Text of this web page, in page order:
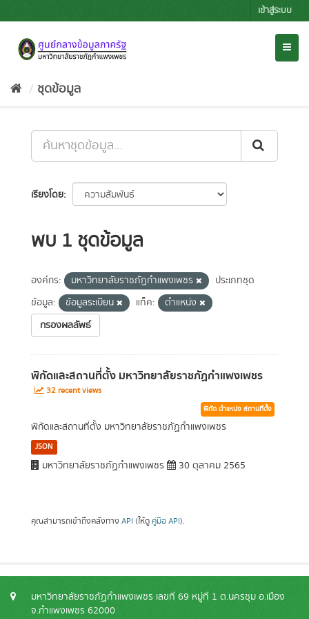
to
เข้าสู่ระบบ
ชุดข้อมูล
เรียงโดย
พบ 1 ชุดข้อมูล
องค์กร: มหาวิทยาลัยราชภัฏกำแพงเพชร
ประเภทชุด
ข้อมูล:
ข้อมูลระเบียน แท็ค:
ตำแหน่ง
กรองผลลัพธ์
พิกัดและสถานที่ตั้ง มหาวิทยาลัยราชภัฏกำแพงเพชร
32 recent views
พิกัด ตำแหน่ง สถานที่ตั้ง
พิกัดและสถานที่ตั้ง มหาวิทยาลัยราชภัฏกำแพงเพชร
JSON
มหาวิทยาลัยราชภัฏกำแพงเพชร 30 ตุลาคม 2565
คุณสามารถเข้าถึงคลังทาง API (ให้ดู คู่มือ API).
มหาวิทยาลัยราชภัฏกำแพงเพชร เลขที่ 69 หมู่ที่ 1 ต.นครชุม อ.เมือง
จ.กำแพงเพชร 62000